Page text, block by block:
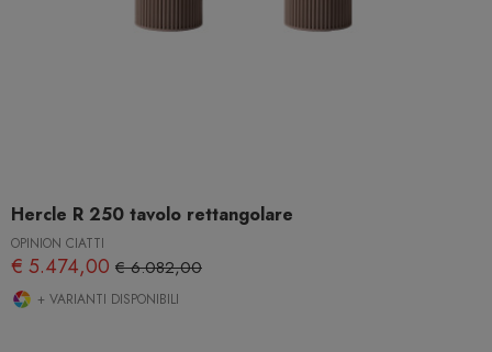
Hercle R 250 tavolo rettangolare
OPINION CIATTI
€ 5.474,00 € 6.082,00
+ VARIANTI DISPONIBILI